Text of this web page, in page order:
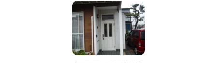
0120-046-898